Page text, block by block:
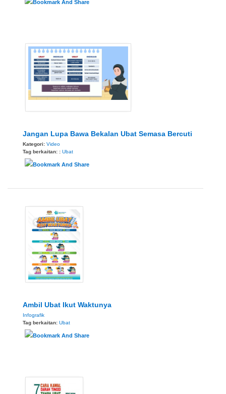
Jangan Lupa Bawa Bekalan Ubat Semasa Bercuti
Kategori: Video
Tag berkaitan: : Ubat
Ambil Ubat Ikut Waktunya
Infografik
Tag berkaitan: Ubat